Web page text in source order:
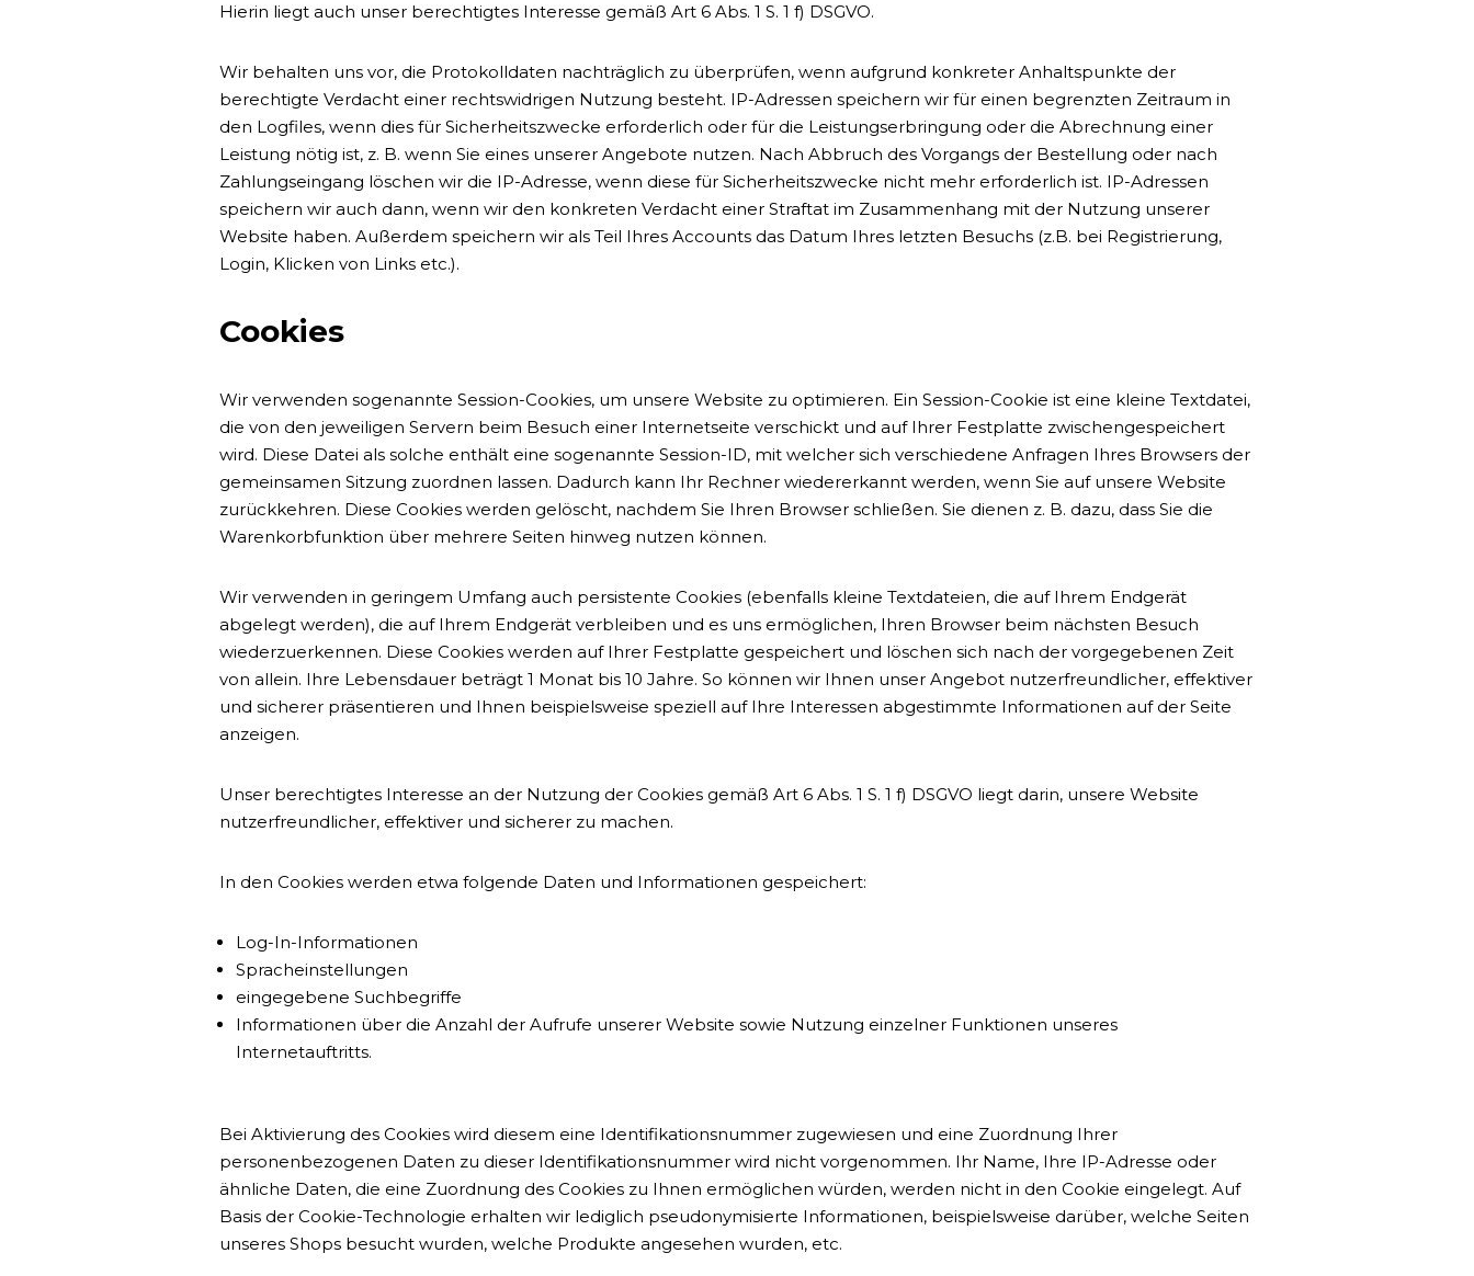
Hierin liegt auch unser berechtigtes Interesse gemäß Art 6 Abs. 1 S. 1 f) DSGVO.
Wir behalten uns vor, die Protokolldaten nachträglich zu überprüfen, wenn aufgrund konkreter Anhaltspunkte der
berechtigte Verdacht einer rechtswidrigen Nutzung besteht. IP-Adressen speichern wir für einen begrenzten Zeitraum in
den Logfiles, wenn dies für Sicherheitszwecke erforderlich oder für die Leistungserbringung oder die Abrechnung einer
Leistung nötig ist, z. B. wenn Sie eines unserer Angebote nutzen. Nach Abbruch des Vorgangs der Bestellung oder nach
Zahlungseingang löschen wir die IP-Adresse, wenn diese für Sicherheitszwecke nicht mehr erforderlich ist. IP-Adressen
speichern wir auch dann, wenn wir den konkreten Verdacht einer Straftat im Zusammenhang mit der Nutzung unserer
Website haben. Außerdem speichern wir als Teil Ihres Accounts das Datum Ihres letzten Besuchs (z.B. bei Registrierung,
Login, Klicken von Links etc.).
Cookies
Wir verwenden sogenannte Session-Cookies, um unsere Website zu optimieren. Ein Session-Cookie ist eine kleine Textdatei,
die von den jeweiligen Servern beim Besuch einer Internetseite verschickt und auf Ihrer Festplatte zwischengespeichert
wird. Diese Datei als solche enthält eine sogenannte Session-ID, mit welcher sich verschiedene Anfragen Ihres Browsers der
gemeinsamen Sitzung zuordnen lassen. Dadurch kann Ihr Rechner wiedererkannt werden, wenn Sie auf unsere Website
zurückkehren. Diese Cookies werden gelöscht, nachdem Sie Ihren Browser schließen. Sie dienen z. B. dazu, dass Sie die
Warenkorbfunktion über mehrere Seiten hinweg nutzen können.
Wir verwenden in geringem Umfang auch persistente Cookies (ebenfalls kleine Textdateien, die auf Ihrem Endgerät
abgelegt werden), die auf Ihrem Endgerät verbleiben und es uns ermöglichen, Ihren Browser beim nächsten Besuch
wiederzuerkennen. Diese Cookies werden auf Ihrer Festplatte gespeichert und löschen sich nach der vorgegebenen Zeit
von allein. Ihre Lebensdauer beträgt 1 Monat bis 10 Jahre. So können wir Ihnen unser Angebot nutzerfreundlicher, effektiver
und sicherer präsentieren und Ihnen beispielsweise speziell auf Ihre Interessen abgestimmte Informationen auf der Seite
anzeigen.
Unser berechtigtes Interesse an der Nutzung der Cookies gemäß Art 6 Abs. 1 S. 1 f) DSGVO liegt darin, unsere Website
nutzerfreundlicher, effektiver und sicherer zu machen.
In den Cookies werden etwa folgende Daten und Informationen gespeichert:
Log-In-Informationen
Spracheinstellungen
eingegebene Suchbegriffe
Informationen über die Anzahl der Aufrufe unserer Website sowie Nutzung einzelner Funktionen unseres
Internetauftritts.
Bei Aktivierung des Cookies wird diesem eine Identifikationsnummer zugewiesen und eine Zuordnung Ihrer
personenbezogenen Daten zu dieser Identifikationsnummer wird nicht vorgenommen. Ihr Name, Ihre IP-Adresse oder
ähnliche Daten, die eine Zuordnung des Cookies zu Ihnen ermöglichen würden, werden nicht in den Cookie eingelegt. Auf
Basis der Cookie-Technologie erhalten wir lediglich pseudonymisierte Informationen, beispielsweise darüber, welche Seiten
unseres Shops besucht wurden, welche Produkte angesehen wurden, etc.